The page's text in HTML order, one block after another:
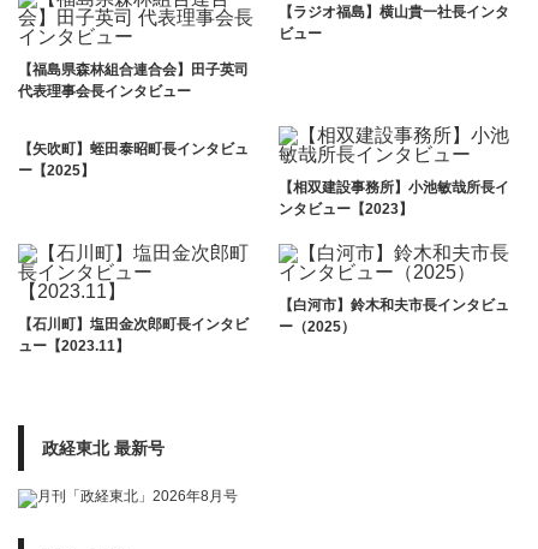
【福島県森林組合連合会】田子英司
代表理事会長インタビュー
【ラジオ福島】横山貴一社長インタ
ビュー
【矢吹町】蛭田泰昭町長インタビュ
ー【2025】
【相双建設事務所】小池敏哉所長イ
ンタビュー【2023】
【石川町】塩田金次郎町長インタビ
ュー【2023.11】
【白河市】鈴木和夫市長インタビュ
ー（2025）
政経東北 最新号